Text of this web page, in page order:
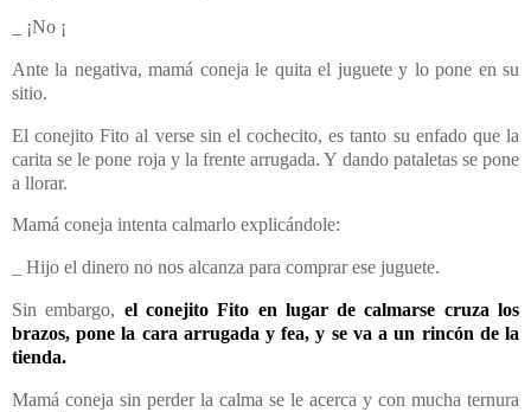
_ ¡No ¡
Ante la negativa, mamá coneja le quita el juguete y lo pone en su
sitio.
El conejito Fito al verse sin el cochecito, es tanto su enfado que la
carita se le pone roja y la frente arrugada. Y dando pataletas se pone
a llorar.
Mamá coneja intenta calmarlo explicándole:
_ Hijo el dinero no nos alcanza para comprar ese juguete.
Sin embargo, el conejito Fito en lugar de calmarse cruza los
brazos, pone la cara arrugada y fea, y se va a un rincón de la
tienda.
Mamá coneja sin perder la calma se le acerca y con mucha ternura